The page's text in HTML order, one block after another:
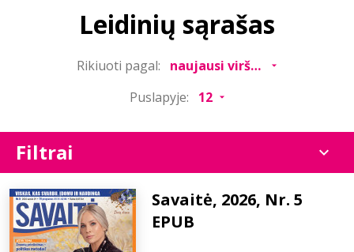
Leidinių sąrašas
Rikiuoti pagal:
Puslapyje:
Filtrai
Savaitė, 2026, Nr. 5
EPUB